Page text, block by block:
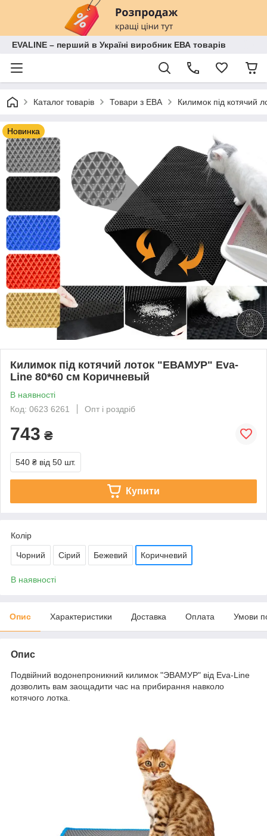
EVALINE – перший в Україні виробник ЕВА товарів
Каталог товарів Товари з ЕВА Килимок під котячий
Новинка
Килимок під котячий лоток "ЕВАМУР" Eva-
Line 80*60 см Коричневый
В наявності
Код: 0623 6261
Опт і роздріб
743 ₴
540 ₴ від 50 шт.
Купити
Колір
Чорний Сірий Бежевий Коричневий
В наявності
Опис Характеристики Доставка Оплата Умови
Опис
Подвійний водонепроникний килимок "ЭВАМУР" від Eva-Line
дозволить вам заощадити час на прибирання навколо
котячого лотка.